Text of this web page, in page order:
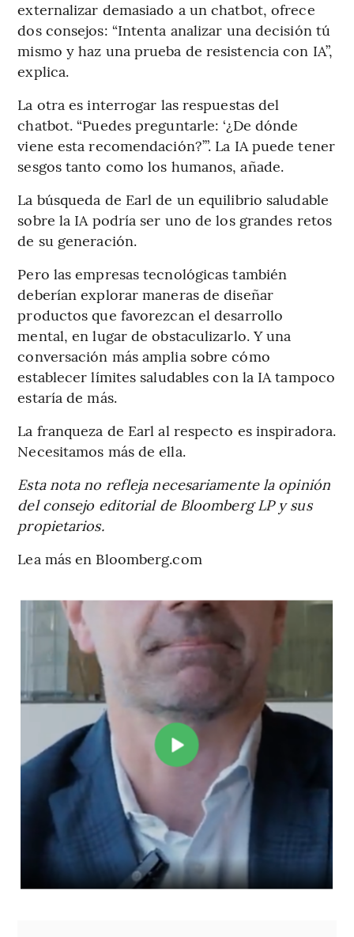
externalizar demasiado a un chatbot, ofrece
dos consejos: “Intenta analizar una decisión tú
mismo y haz una prueba de resistencia con IA”,
explica.
La otra es interrogar las respuestas del
chatbot. “Puedes preguntarle: ‘¿De dónde
viene esta recomendación?’”. La IA puede tener
sesgos tanto como los humanos, añade.
La búsqueda de Earl de un equilibrio saludable
sobre la IA podría ser uno de los grandes retos
de su generación.
Pero las empresas tecnológicas también
deberían explorar maneras de diseñar
productos que favorezcan el desarrollo
mental, en lugar de obstaculizarlo. Y una
conversación más amplia sobre cómo
establecer límites saludables con la IA tampoco
estaría de más.
La franqueza de Earl al respecto es inspiradora.
Necesitamos más de ella.
Esta nota no refleja necesariamente la opinión
del consejo editorial de Bloomberg LP y sus
propietarios.
Lea más en Bloomberg.com